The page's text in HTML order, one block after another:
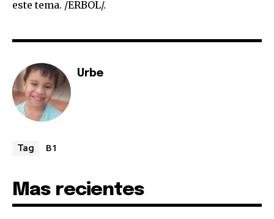
I've read and accept the
este tema. /ERBOL/.
Urbe
Tag B1
Mas recientes